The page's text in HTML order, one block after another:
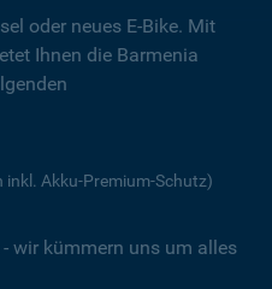
oder neues E-Bike. Mit
Ihnen die Barmenia
Akku-Premium-Schutz)
wir kümmern uns um alles